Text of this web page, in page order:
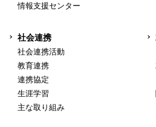
情報支援センター
社会連携
社会連携活動
教育連携
連携協定
生涯学習
主な取り組み